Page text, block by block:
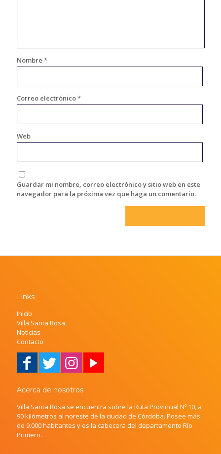
Nombre *
Correo electrónico*
Web
Guardar mi nombre, correo electrónico y sitio web en este
navegador para la próxima vez que haga un comentario.
Links
Inicio
Villa Santa Rosa
Noticias
Contacto
Acerca de nosotros
Villa Santa Rosa se encuentra sobre la Ruta Provincial Nº 10, a
90 kilómetros al noreste de la ciudad de Córdoba. Posee más
de 9.000 habitantes y es la cabecera del departamento Río
Primero.